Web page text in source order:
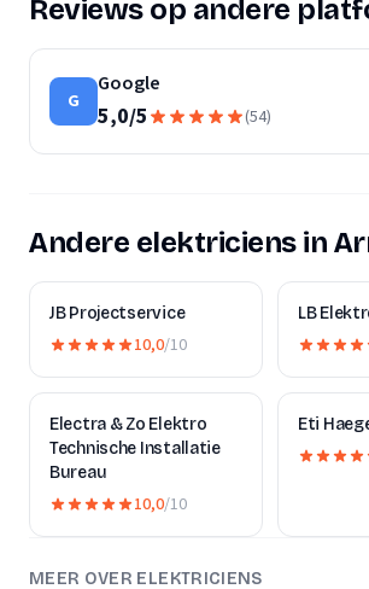
Reviews op andere
G
Google
5,0/5 (54)
Andere elektriciens in
JB Projectservice
10,0/10
LB
Electra & Zo Elektro
Technische Installatie
Bureau
10,0/10
Eti
MEER OVER ELEKTRICIENS